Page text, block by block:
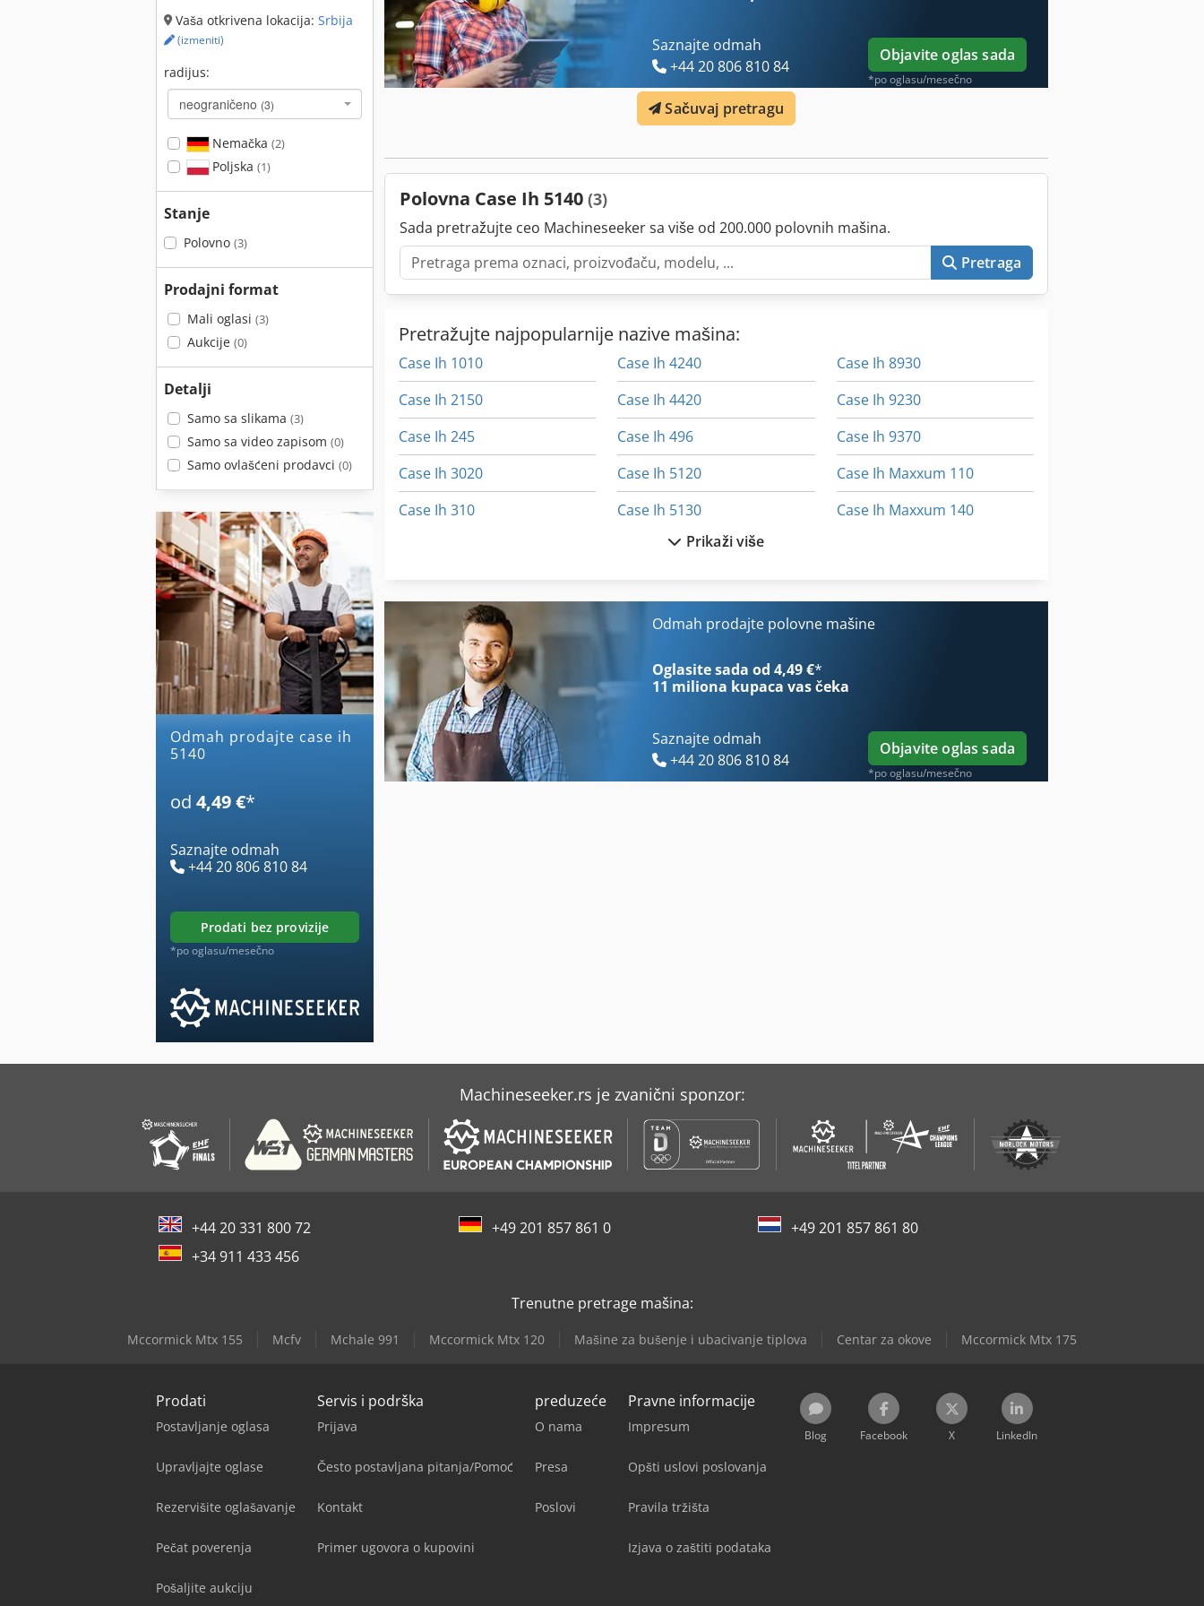
Vaša otkrivena lokacija: Srbija
(izmeniti)
radijus:
neograničeno (3)
Nemačka (2)
Poljska (1)
Stanje
Polovno (3)
Prodajni format
Mali oglasi (3)
Aukcije (0)
Detalji
Samo sa slikama (3)
Samo sa video zapisom (0)
Samo ovlašćeni prodavci (0)
Odmah prodajte case ih
5140
od 4,49 €*
Saznajte odmah
+44 20 806 810 84
prodati bez provizije
*po oglasu/mesečno
Saznajte odmah
+44 20 806 810 84
Objavite oglas sada
*po oglasu/mesečno
Sačuvaj pretragu
Polovna Case Ih 5140 (3)
Sada pretražujte ceo Machineseeker sa više od 200.000 polovnih mašina.
Pretraga
Pretražujte najpopularnije nazive mašina:
Case Ih 1010
Case Ih 2150
Case Ih 245
Case Ih 3020
Case Ih 310
Case Ih 3594
Case Ih 4230
Case Ih 4240
Case Ih 4420
Case Ih 496
Case Ih 5120
Case Ih 5130
Case Ih 5400
Case Ih 7130
Case Ih 8930
Case Ih 9230
Case Ih 9370
Case Ih Maxxum 110
Case Ih Maxxum 140
Prikaži više
Odmah prodajte polovne mašine
Oglasite sada od 4,49 €*
11 miliona kupaca vas čeka
Saznajte odmah
+44 20 806 810 84
Objavite oglas sada
*po oglasu/mesečno
Machineseeker.rs je zvanični sponzor:
+44 20 331 800 72 +49 201 857 861 0
+49 201 857 861 80
+34 911 433 456
Trenutne pretrage mašina:
Mccormick Mtx 155 Mcfv Mchale 991 Mccormick Mtx 120 Mašine za bušenje i ubacivanje tiplova Centar za okove Mccormick Mtx 175
Prodati
Postavljanje oglasa
Upravljajte oglase
Rezervišite oglašavanje
Pečat poverenja
Pošaljite aukciju
Servis i podrška
Prijava
Često postavljana pitanja/Pomoć
Kontakt
Primer ugovora o kupovini
preduzeće
O nama
Presa
Poslovi
Pravne informacije
Impresum
Opšti uslovi poslovanja
Pravila tržišta
Izjava o zaštiti podataka
Blog Facebook X LinkedIn